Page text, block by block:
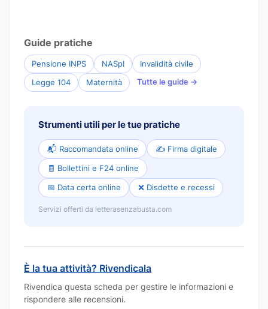
Guide pratiche
Pensione INPS NASpI
Invalidità civile
Legge 104
Maternità Tutte le guide →
Strumenti utili per le tue pratiche
📬 Raccomandata online ✍️ Firma digitale
🧾 Bollettini e F24 online
📅 Data certa online ❌ Disdette e recessi
Servizi offerti da letterasenzabusta.com
È la tua attività? Rivendicala
Rivendica questa scheda per gestire le informazioni e
rispondere alle recensioni.